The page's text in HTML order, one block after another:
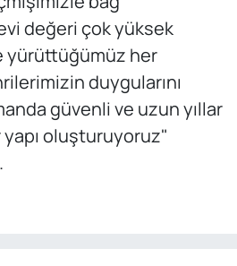
değeri çok yüksek
yürüttüğümüz her
duygularını
güvenli ve uzun yıllar
oluşturuyoruz"